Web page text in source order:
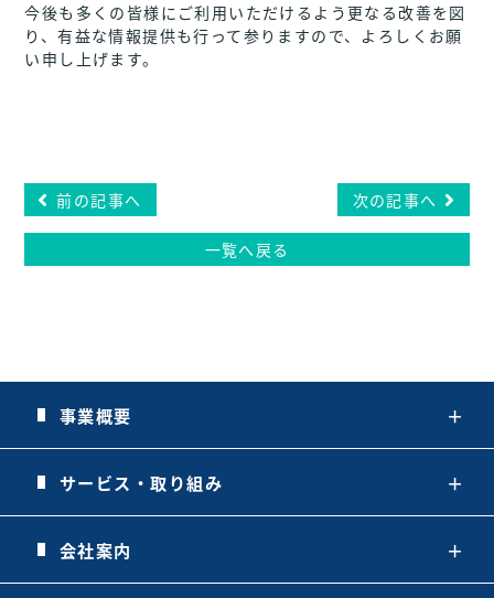
今後も多くの皆様にご利用いただけるよう更なる改善を図
り、有益な情報提供も行って参りますので、よろしくお願
い申し上げます。
前の記事へ
一覧へ戻る
次の記事へ
事業概要 ＋
サービス・取り組み ＋
会社案内 ＋